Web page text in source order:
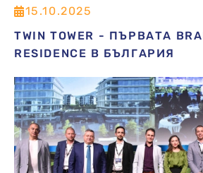
15.10.2025
TWIN TOWER - ПЪРВАТА
RESIDENCE В БЪЛГАРИЯ